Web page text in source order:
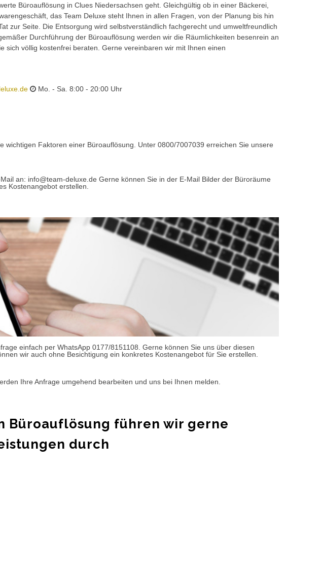
Büroauflösung in Clues Niedersachsen geht. Gleichgültig ob in einer Bäckerei,
das Team Deluxe steht Ihnen in allen Fragen, von der Planung bis hin
zur Seite. Die Entsorgung wird selbstverständlich fachgerecht und umweltfreundlich
Durchführung der Büroauflösung werden wir die Räumlichkeiten besenrein an
sich völlig kostenfrei beraten. Gerne vereinbaren wir mit Ihnen einen
Mo. - Sa. 8:00 - 20:00 Uhr
wichtigen Faktoren einer Büroauflösung. Unter 0800/7007039 erreichen Sie unsere
an: info@team-deluxe.de Gerne können Sie in der E-Mail Bilder der Büroräume
Kostenangebot erstellen.
einfach per WhatsApp 0177/8151108. Gerne können Sie uns über diesen
wir auch ohne Besichtigung ein konkretes Kostenangebot für Sie erstellen.
Ihre Anfrage umgehend bearbeiten und uns bei Ihnen melden.
Büroauflösung führen wir gerne
durch